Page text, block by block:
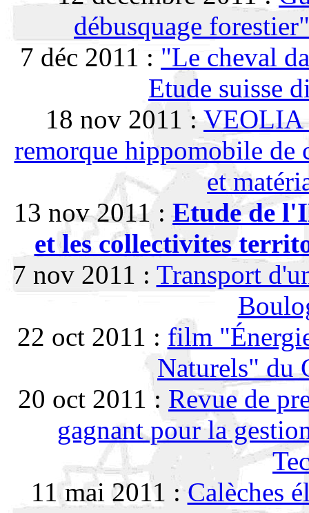
débusquage
7 déc 2011 : "Le cheval
Etude suisse
18 nov 2011 : VEOLIA
remorque hippomobile de
et
13 nov 2011 :Etude de
et les collectivites
7 nov 2011 : Transport
22 oct 2011 : film
Naturels" du
20 oct 2011 : Revue de
gagnant pour la
11 mai 2011 :Calèches